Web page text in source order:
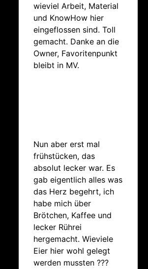
wieviel Arbeit, Material
und KnowHow hier
eingeflossen sind. Toll
gemacht. Danke an die
Owner, Favoritenpunkt
bleibt in MV.
Nun aber erst mal
frühstücken, das
absolut lecker war. Es
gab eigentlich alles was
das Herz begehrt, ich
habe mich über
Brötchen, Kaffee und
lecker Rührei
hergemacht. Wieviele
Eier hier wohl gelegt
werden mussten ???